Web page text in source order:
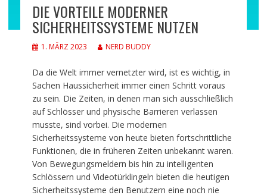
DIE VORTEILE MODERNER
SICHERHEITSSYSTEME NUTZEN
1. MÄRZ 2023 NERD BUDDY
Da die Welt immer vernetzter wird, ist es wichtig, in
Sachen Haussicherheit immer einen Schritt voraus
zu sein. Die Zeiten, in denen man sich ausschließlich
auf Schlösser und physische Barrieren verlassen
musste, sind vorbei. Die modernen
Sicherheitssysteme von heute bieten fortschrittliche
Funktionen, die in früheren Zeiten unbekannt waren.
Von Bewegungsmeldern bis hin zu intelligenten
Schlössern und Videotürklingeln bieten die heutigen
Sicherheitssysteme den Benutzern eine noch nie